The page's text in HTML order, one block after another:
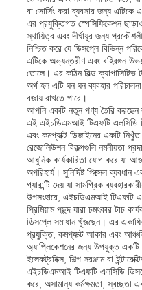
বাড়ি
পণ্য
ভিডিও
আমাদের সম্পর্কে
কারখানা পরিদর্শন
বা সোর্সিং করা ব্যবসার জন্য
এর প্রযুক্তিগত স্পেসিফিকেশন
স্থায়িত্ব এবং দীর্ঘায়ুর জন্য
নিশ্চিত করে যে ডিসপ্লে বিভিন্ন
এটিকে অভ্যন্তরীণ এবং বহিরঙ্গন
তোলে। এর কঠিন বিল্ড ক্যাপাসিটিভ
অর্থ হল এটি ঘন ঘন ব্যবহার
বজায় রাখতে পারে।
আপনি একটি নতুন পণ্য তৈরি করছেন
এই এইচডিএমআই টিএফটি এলসিডি
এবং কমপ্যাক্ট ডিজাইনের একটি
রেজোলিউশন বিকল্পগুলি নমনীয়তা
আধুনিক কার্যকারিতা যোগ করে যা
অপরিহার্য। সুনির্দিষ্ট পিক্সেল
গ্যারান্টি দেয় যা সামগ্রিক
উপসংহারে, এইচডিএমআই টিএফটি
প্রিমিয়াম পছন্দ যারা চমৎকার টাচ
ডিসপ্লে সমাধান খুঁজছেন। এর
প্রযুক্তি, কমপ্যাক্ট আকার এবং
অ্যাপ্লিকেশনের জন্য উপযুক্ত
ইলেকট্রনিক্স, শিল্প সরঞ্জাম বা
এইচডিএমআই টিএফটি এলসিডি
করে, অসামান্য কর্মক্ষমতা, স্বচ্ছতা